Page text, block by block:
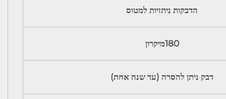
הדבקות ניתזיות למטוס
180מיקרון
דבק ניתן להסרה (עד שנה אחת)